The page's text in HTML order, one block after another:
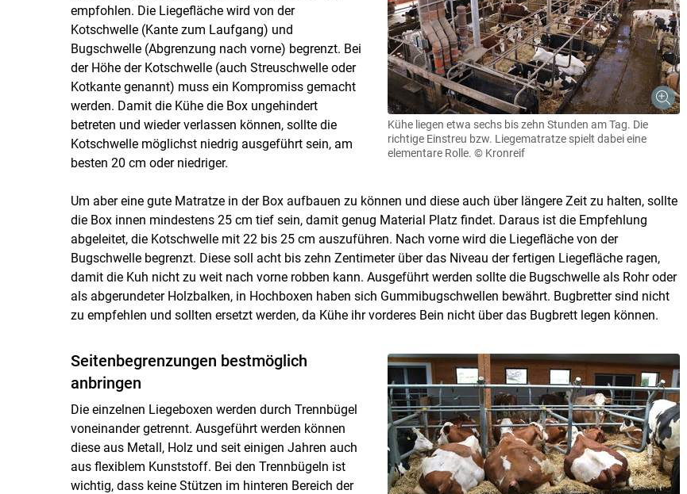
Kühe liegen etwa sechs bis zehn Stunden am Tag. Die
richtige Einstreu bzw. Liegematratze spielt dabei eine
elementare Rolle. © Kronreif
empfohlen. Die Liegefläche wird von der
Kotschwelle (Kante zum Laufgang) und
Bugschwelle (Abgrenzung nach vorne) begrenzt. Bei
der Höhe der Kotschwelle (auch Streuschwelle oder
Kotkante genannt) muss ein Kompromiss gemacht
werden. Damit die Kühe die Box ungehindert
betreten und wieder verlassen können, sollte die
Kotschwelle möglichst niedrig ausgeführt sein, am
besten 20 cm oder niedriger.
Um aber eine gute Matratze in der Box aufbauen zu können und diese auch über längere Zeit zu halten, sollte
die Box innen mindestens 25 cm tief sein, damit genug Material Platz findet. Daraus ist die Empfehlung
abgeleitet, die Kotschwelle mit 22 bis 25 cm auszuführen. Nach vorne wird die Liegefläche von der
Bugschwelle begrenzt. Diese soll acht bis zehn Zentimeter über das Niveau der fertigen Liegefläche ragen,
damit die Kuh nicht zu weit nach vorne robben kann. Ausgeführt werden sollte die Bugschwelle als Rohr oder
als abgerundeter Holzbalken, in Hochboxen haben sich Gummibugschwellen bewährt. Bugbretter sind nicht
zu empfehlen und sollten ersetzt werden, da Kühe ihr vorderes Bein nicht über das Bugbrett legen können.
Seitenbegrenzungen bestmöglich
anbringen
Die einzelnen Liegeboxen werden durch Trennbügel
voneinander getrennt. Ausgeführt werden können
diese aus Metall, Holz und seit einigen Jahren auch
aus flexiblem Kunststoff. Bei den Trennbügeln ist
wichtig, dass keine Stützen im hinteren Bereich der